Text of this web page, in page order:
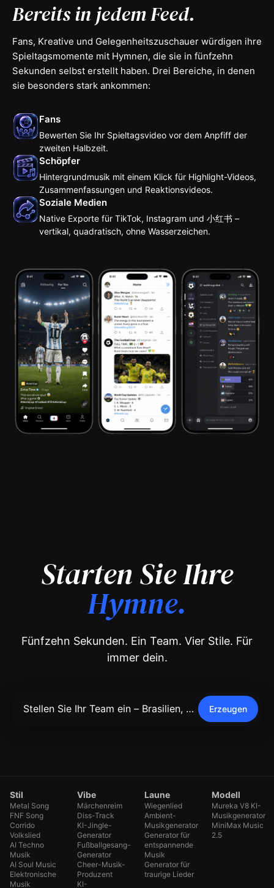
Bereits in jedem Feed.
Fans, Kreative und Gelegenheitszuschauer würdigen ihre
Spieltagsmomente mit Hymnen, die sie in fünfzehn
Sekunden selbst erstellt haben. Drei Bereiche, in denen
sie besonders stark ankommen:
Fans
Bewerten Sie Ihr Spieltagsvideo vor dem Anpfiff der
zweiten Halbzeit.
Schöpfer
Hintergrundmusik mit einem Klick für Highlight-Videos,
Zusammenfassungen und Reaktionsvideos.
Soziale Medien
Native Exporte für TikTok, Instagram und 小红书 –
vertikal, quadratisch, ohne Wasserzeichen.
Starten Sie Ihre
Hymne.
Fünfzehn Sekunden. Ein Team. Vier Stile. Für
immer dein.
Erzeugen
Stil
Metal Song
FNF Song
Corrido
Volkslied
AI Techno
Musik
AI Soul Music
Elektronische
Musik
Vibe
Märchenreim
Diss-Track
KI-Jingle-
Generator
Fußballgesang-
Generator
Cheer-Musik-
Produzent
KI-
Laune
Wiegenlied
Ambient-
Musikgenerator
Generator für
entspannende
Musik
Generator für
traurige Lieder
Modell
Mureka V8 KI-
Musikgenerator
MiniMax Music
2.5